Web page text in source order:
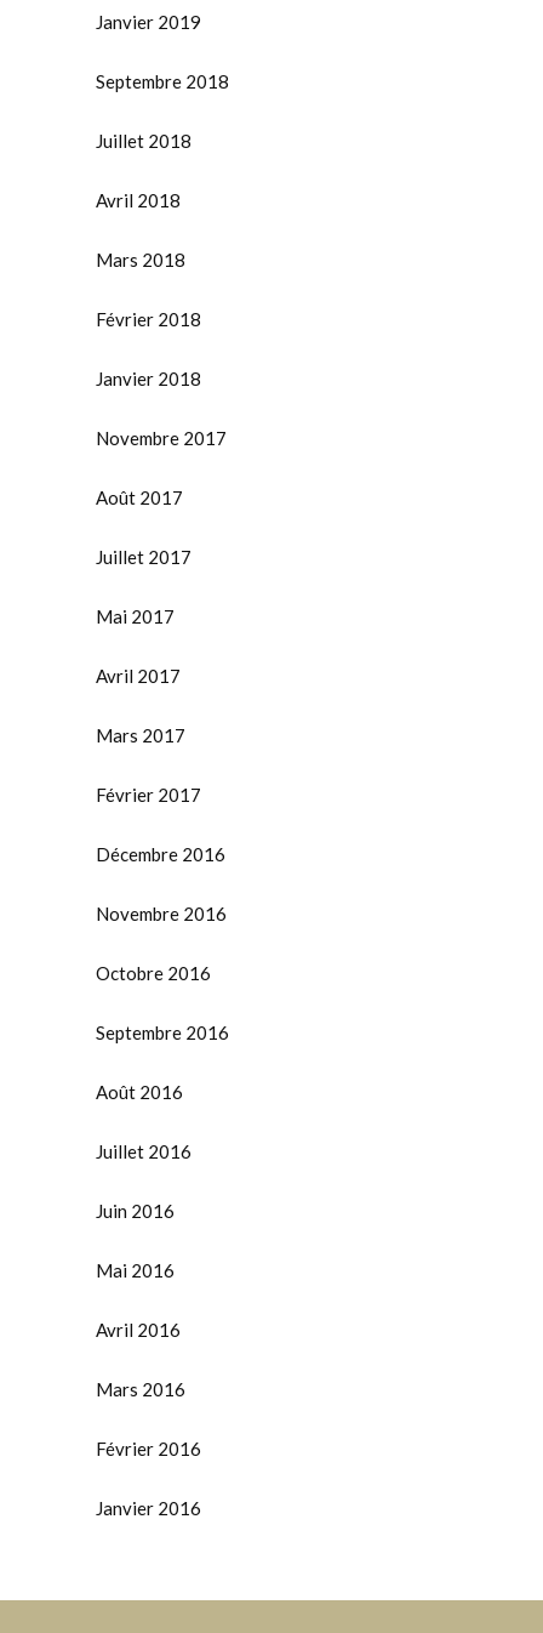
Janvier 2019
Septembre 2018
Juillet 2018
Avril 2018
Mars 2018
Février 2018
Janvier 2018
Novembre 2017
Août 2017
Juillet 2017
Mai 2017
Avril 2017
Mars 2017
Février 2017
Décembre 2016
Novembre 2016
Octobre 2016
Septembre 2016
Août 2016
Juillet 2016
Juin 2016
Mai 2016
Avril 2016
Mars 2016
Février 2016
Janvier 2016